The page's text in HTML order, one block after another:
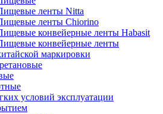
ленты Nitta
ленты Chiorino
конвейерные ленты Habasit
конвейерные ленты
маркировки
условий эксплуатации